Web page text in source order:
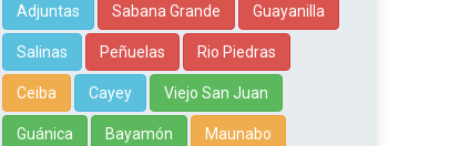
Adjuntas Sabana Grande Guayanilla
Salinas Peñuelas Rio Piedras
Ceiba Cayey Viejo San Juan
Guánica Bayamón Maunabo